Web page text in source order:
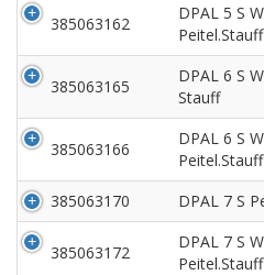
385063162
DPAL 5 S
Peitel.Stauff
385063165
DPAL 6 S
Stauff
385063166
DPAL 6 S
Peitel.Stauff
385063170 DPAL 7 S
385063172
DPAL 7 S
Peitel.Stauff